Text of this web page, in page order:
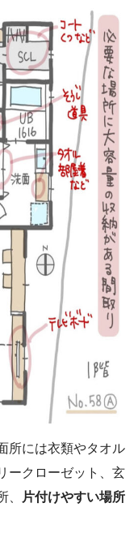
所には衣類やタオル
ークローゼット、玄
、
片付けやすい場所